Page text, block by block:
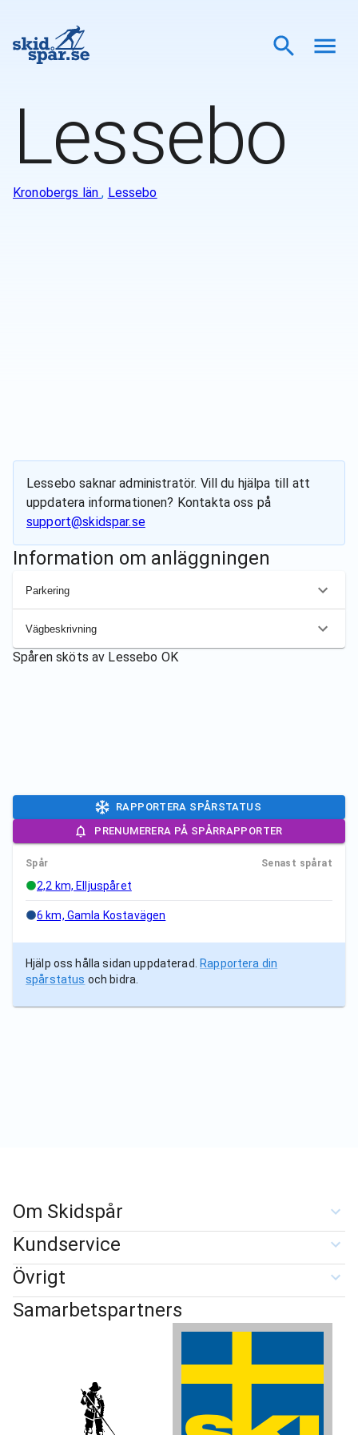
Lessebo
Kronobergs län, Lessebo
Lessebo saknar administratör. Vill du hjälpa till att
uppdatera informationen? Kontakta oss på
support@skidspar.se
Information om anläggningen
Parkering
Vägbeskrivning
Spåren sköts av Lessebo OK
RAPPORTERA SPÅRSTATUS
PRENUMERERA PÅ SPÅRRAPPORTER
Spår Senast spårat
2,2 km, Elljuspåret
6 km, Gamla Kostavägen
Hjälp oss hålla sidan uppdaterad.
Rapportera din
spårstatus och bidra.
Om Skidspår
Kundservice
Övrigt
Samarbetspartners